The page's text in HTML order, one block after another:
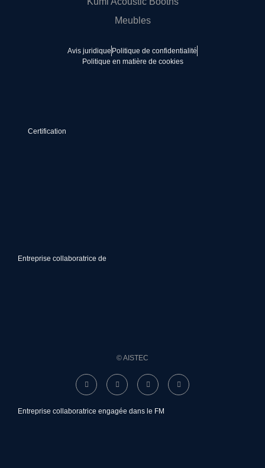
Meubles
© AISTEC
Entreprise collaboratrice engagée dans le FM
Entreprise collaboratrice de
Avis juridique Politique de confidentialité
Politique en matière de cookies
Certification